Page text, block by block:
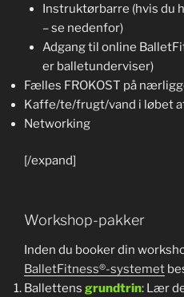
Instruktørbarre (hvis du
– se nedenfor)
Adgang til online
er balletunderviser)
Fælles FROKOST på
Kaffe/te/frugt/vand i løbet
Networking
[/expand]
Workshop-pakker
Inden du booker din
BalletFitness®-systemet
Ballettens grundtrin: Lær